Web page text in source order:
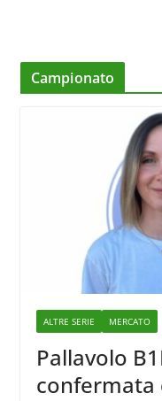
Campionato
ALTRE SERIE MERCATO
Pallavolo
confermata